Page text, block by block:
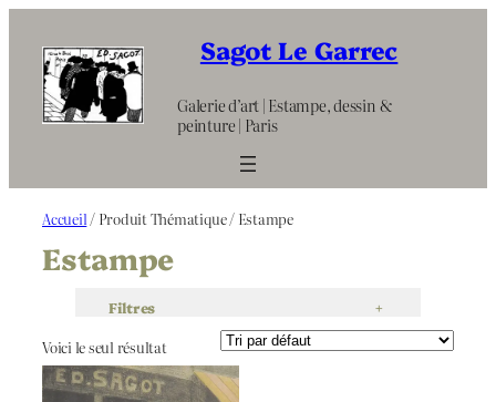
contenu
Sagot Le Garrec
Galerie d’art | Estampe, dessin &
peinture | Paris
Accueil / Produit Thématique / Estampe
Estampe
Filtres +
Voici le seul résultat